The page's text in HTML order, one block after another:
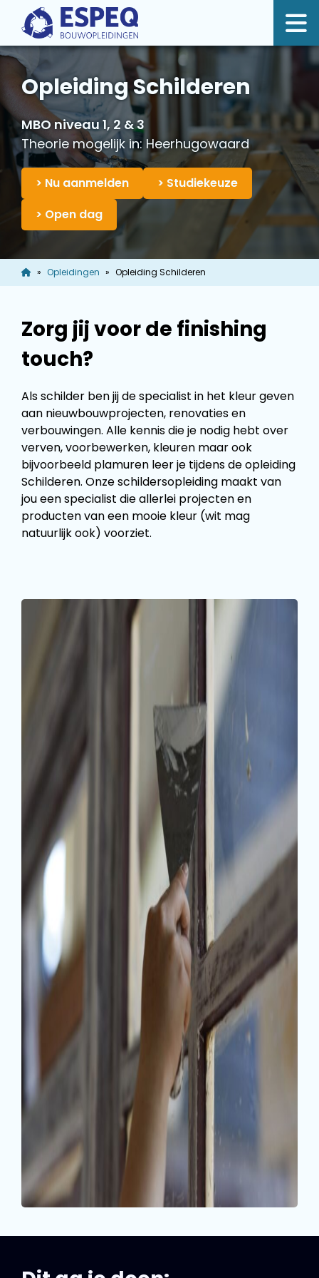
Opleiding Schilderen
MBO niveau 1, 2 & 3
Theorie mogelijk in: Heerhugowaard
> Nu aanmelden
> Studiekeuze
> Open dag
Opleidingen Opleiding Schilderen
Zorg jij voor de finishing
touch?
Als schilder ben jij de specialist in het kleur geven
aan nieuwbouwprojecten, renovaties en
verbouwingen. Alle kennis die je nodig hebt over
verven, voorbewerken, kleuren maar ook
bijvoorbeeld plamuren leer je tijdens de opleiding
Schilderen. Onze schildersopleiding maakt van
jou een specialist die allerlei projecten en
producten van een mooie kleur (wit mag
natuurlijk ook) voorziet.